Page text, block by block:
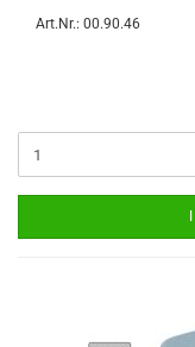
Art.Nr.: 00.90.46